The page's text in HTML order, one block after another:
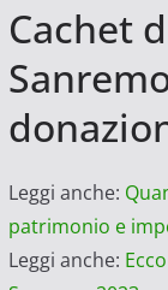
Cachet
Leggi anche:
patrimonio e
Leggi anche: